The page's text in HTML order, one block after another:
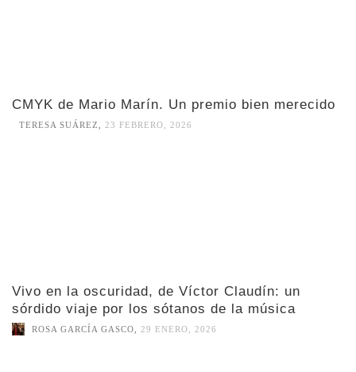
CMYK de Mario Marín. Un premio bien merecido
TERESA SUÁREZ, 23 FEBRERO, 2026
Vivo en la oscuridad, de Víctor Claudín: un
sórdido viaje por los sótanos de la música
ROSA GARCÍA GASCO 29 ENERO, 2026